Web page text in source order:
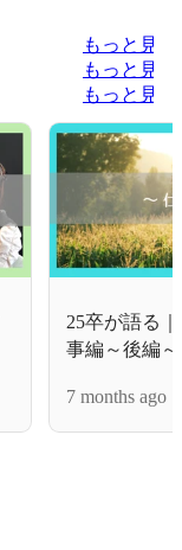
もっと見る
もっと見る
もっと見る
25卒が語る
事編～後編
7 months ago